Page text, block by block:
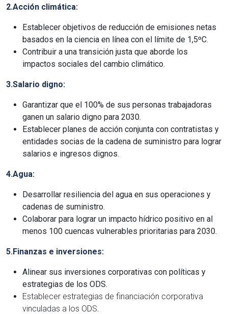
2.Acción climática:
Establecer objetivos de reducción de emisiones netas
basados en la ciencia en línea con el límite de 1,5ºC.
Contribuir a una transición justa que aborde los
impactos sociales del cambio climático.
3.Salario digno:
Garantizar que el 100% de sus personas trabajadoras
ganen un salario digno para 2030.
Establecer planes de acción conjunta con contratistas y
entidades socias de la cadena de suministro para lograr
salarios e ingresos dignos.
4.Agua:
Desarrollar resiliencia del agua en sus operaciones y
cadenas de suministro.
Colaborar para lograr un impacto hídrico positivo en al
menos 100 cuencas vulnerables prioritarias para 2030.
5.Finanzas e inversiones:
Alinear sus inversiones corporativas con políticas y
estrategias de los ODS.
Establecer estrategias de financiación corporativa
vinculadas a los ODS.